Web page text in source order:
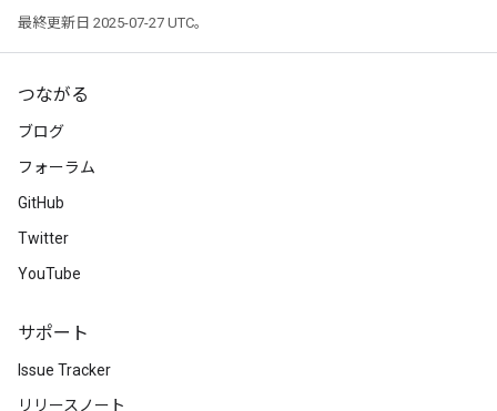
最終更新日 2025-07-27 UTC。
つながる
ブログ
フォーラム
GitHub
Twitter
YouTube
サポート
Issue Tracker
リリースノート